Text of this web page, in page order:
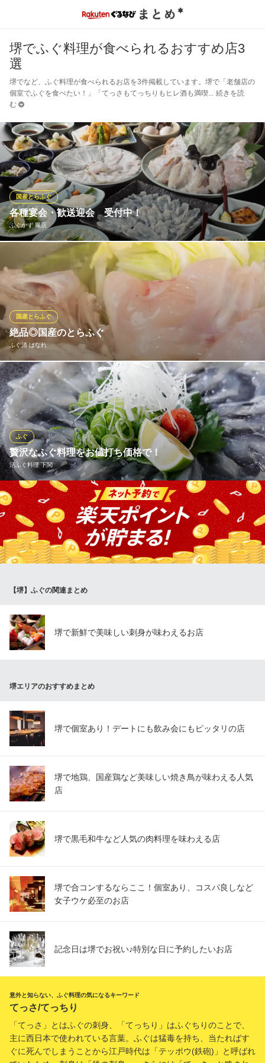
堺でふぐ料理が食べられるおすすめ店3
選
堺でなど、ふぐ料理が食べられるお店を3件掲載しています。堺で「老舗店の
個室でふぐを食べたい！」「てっさもてっちりもヒレ酒も満喫
続きを読
む
各種宴会・歓送迎会 受付中！
ふぐかず 鳳店
国産とらふぐ
飲み放題付きコース 破格で販売中！各種宴会予約受付中です。
ふぐかず 鳳店
ふぐ てっさ 鳳 鍋
ＪＲ阪和線鳳駅西出口 徒歩5分
大阪府堺市西区鳳中町2-48-5
絶品◎国産のとらふぐ
ふぐ清 はなれ
国産とらふぐ
とらふぐ本場の九州をメインに、鮮度抜群の国産とらふぐを使
用。日本トップクラスのとらふぐ生産量を誇る長崎や天草など各
地から厳選仕入れ。熊本県の天草産とらふぐは筋が少なく、しっ
かりとした味のあるふぐをご堪能していただけます。鮮度が光
る、当店のとらふぐを是非ご賞味ください！
ふぐ清 はなれ
活けふぐ料理専門店
南海高野線堺東駅 徒歩4分
大阪府堺市堺区三国ヶ丘御幸通6 乾ビル1F
贅沢なふぐ料理をお値打ち価格で！
活ふぐ料理 下関
ふぐ
鮮度の良いふぐ独特のプリプリとした食感が楽しめるぶつぎりの
てっさや、炭火炙り焼き、また高級な白子を焼き白子にして…
と、山口県・下関本場の多彩な活ふぐ料理を盛り込んだ様々な組
み合わせで内容充実のふぐコースを、お手軽なお値段で実現！ ふ
ぐとの相性も格別なかに料理も豊富に揃います。
活ふぐとかに料理
大阪府堺市堺区大浜北町2-1-27
【堺】ふぐの関連まとめ
堺で新鮮で美味しい刺身が味わえるお店
堺エリアのおすすめまとめ
堺で個室あり！デートにも飲み会にもピッタリの店
堺で地鶏、国産鶏など美味しい焼き鳥が味わえる人気
店
堺で黒毛和牛など人気の肉料理を味わえる店
堺で合コンするならここ！個室あり、コスパ良しなど
女子ウケ必至のお店
記念日は堺でお祝い♪特別な日に予約したいお店
意外と知らない、ふぐ料理の気になるキーワード
てっさ/てっちり
「てっさ」とはふぐの刺身、「てっちり」はふぐちりのことで、
主に西日本で使われている言葉。ふぐは猛毒を持ち、当たればす
ぐに死んでしまうことから江戸時代は「テッポウ(鉄砲)」と呼ばれ